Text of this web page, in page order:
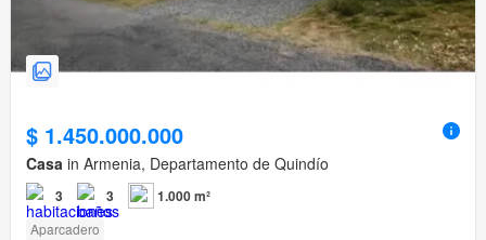
$ 1.450.000.000
Casa in Armenia, Departamento de Quindío
3 3 1.000 m²
Aparcadero